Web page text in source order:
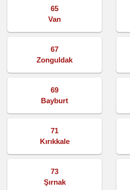
65
Van
67
Zonguldak
69
Bayburt
71
Kırıkkale
73
Şırnak